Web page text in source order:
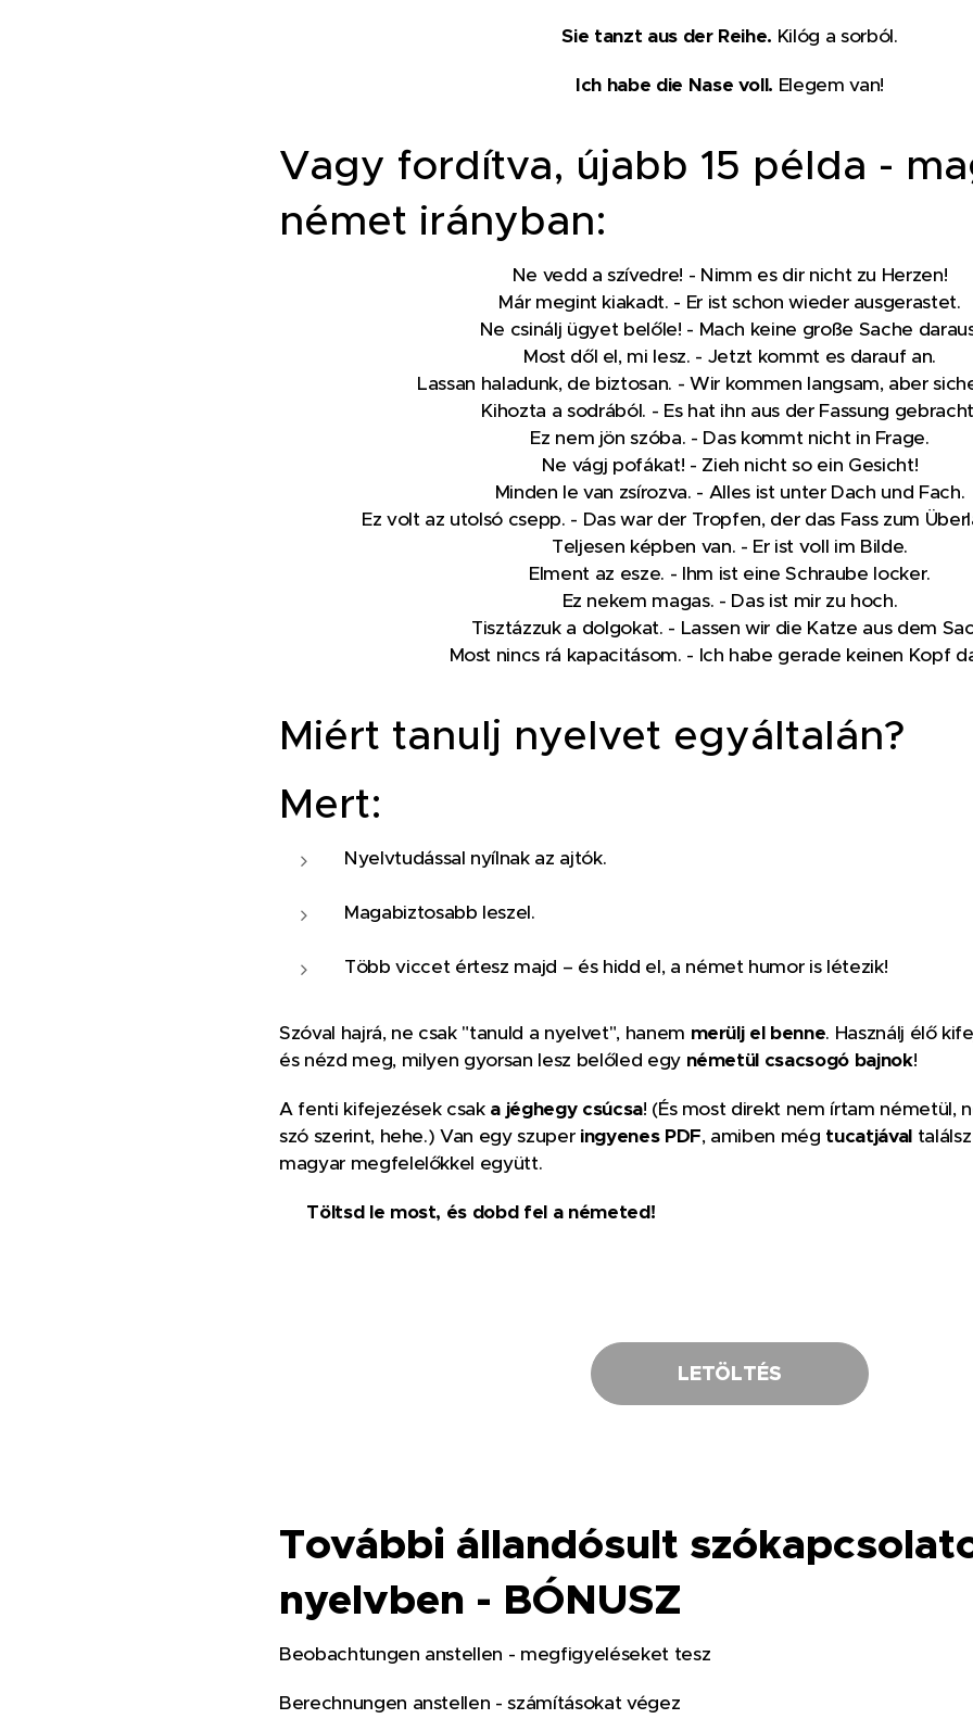
Sie tanzt aus der Reihe. Kilóg a sorból.
Ich habe die Nase voll. Elegem van!
Vagy fordítva, újabb 15 példa -
német irányban:
Ne vedd a szívedre! - Nimm es dir nicht zu Herzen!
Már megint kiakadt. - Er ist schon wieder ausgerastet.
Ne csinálj ügyet belőle! - Mach keine große Sache
Most dől el, mi lesz. - Jetzt kommt es darauf an.
Lassan haladunk, de biztosan. - Wir kommen langsam, aber
Kihozta a sodrából. - Es hat ihn aus der Fassung
Ez nem jön szóba. - Das kommt nicht in Frage.
Ne vágj pofákat! - Zieh nicht so ein Gesicht!
Minden le van zsírozva. - Alles ist unter Dach und Fach.
Ez volt az utolsó csepp. - Das war der Tropfen, der das Fass zum
Teljesen képben van. - Er ist voll im Bilde.
Elment az esze. - Ihm ist eine Schraube locker.
Ez nekem magas. - Das ist mir zu hoch.
Tisztázzuk a dolgokat. - Lassen wir die Katze aus dem
Most nincs rá kapacitásom. - Ich habe gerade keinen Kopf
Miért tanulj nyelvet egyáltalán?
Mert:
Nyelvtudással nyílnak az ajtók. 🚪
Magabiztosabb leszel. 🧠
Több viccet értesz majd – és hidd el, a német humor is létezik! 😄
Szóval hajrá, ne csak "tanuld a nyelvet", hanem merülj el benne. Használj élő
és nézd meg, milyen gyorsan lesz belőled egy németül csacsogó bajnok!
A fenti kifejezések csak a jéghegy csúcsa! (És most direkt nem írtam németül,
szó szerint, hehe.) Van egy szuper ingyenes PDF, amiben még tucatjával
magyar megfelelőkkel együtt.
Töltsd le most, és dobd fel a németed!
LETÖLTÉS
További állandósult
nyelvben - BÓNUSZ
Beobachtungen anstellen - megfigyeléseket tesz
Berechnungen anstellen -számításokat végez